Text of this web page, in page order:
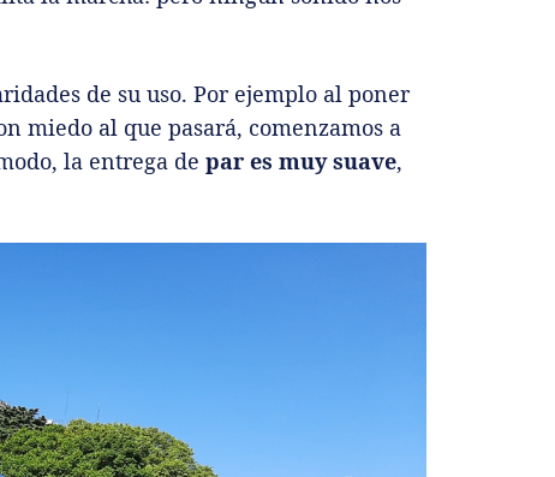
de su uso. Por ejemplo al poner
miedo al que pasará, comenzamos a
la entrega de par es muy suave,